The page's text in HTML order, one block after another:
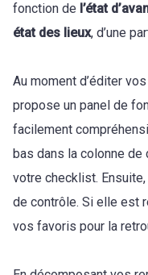
fonction de l’état
état des lieux, d’une
Au moment d’éditer
propose un panel de
facilement
bas dans la colonne
votre checklist.
de contrôle. Si elle est
vos favoris pour la